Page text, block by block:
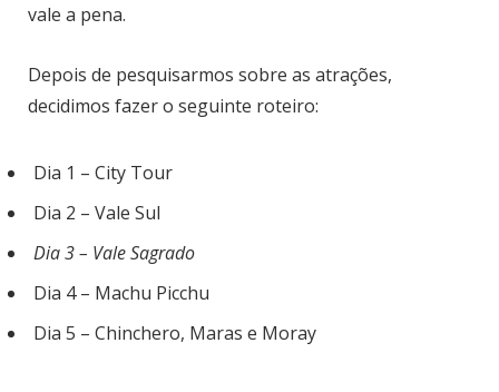
vale a pena.
Depois de pesquisarmos sobre as atrações,
decidimos fazer o seguinte roteiro:
Dia 1 – City Tour
Dia 2 – Vale Sul
Dia 3 – Vale Sagrado
Dia 4 – Machu Picchu
Dia 5 – Chinchero, Maras e Moray